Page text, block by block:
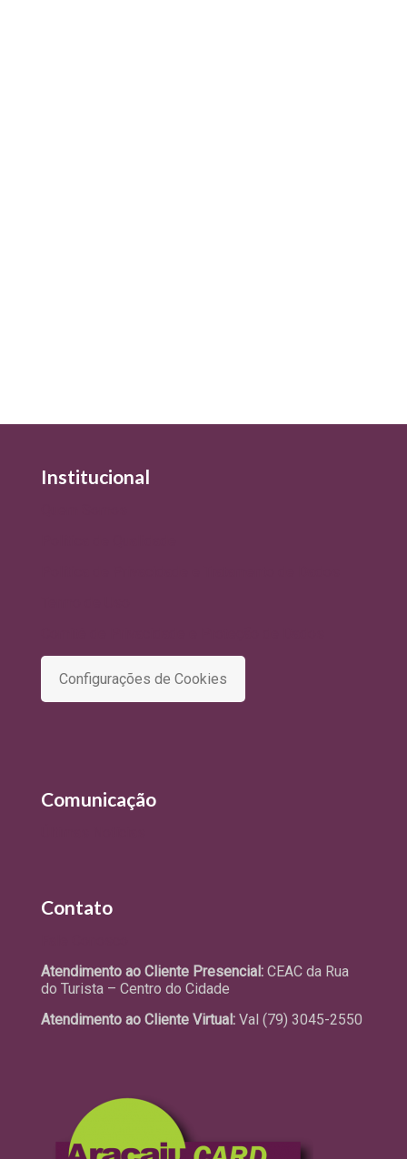
Institucional
Configurações de Cookies
Comunicação
Contato
Atendimento ao Cliente Presencial: CEAC da Rua
do Turista – Centro do Cidade
Atendimento ao Cliente Virtual: Val (79) 3045-2550